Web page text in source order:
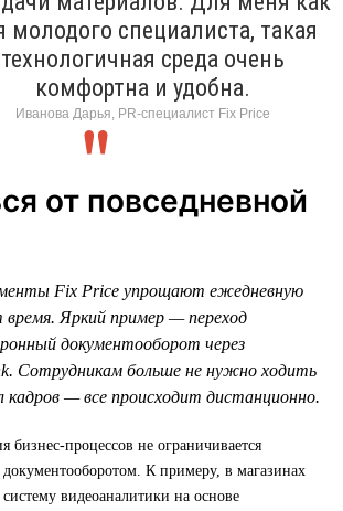
молодого специалиста, такая
технологичная среда очень
комфортна и удобна.
Иванова Дарья, PR-специалист Fix Price
от повседневной
Fix Price упрощают ежедневную
время. Яркий пример — переход
документооборот через
Сотрудникам больше не нужно ходить
кадров — все происходит дистанционно.
бизнес-процессов не ограничивается
К примеру, в магазинах
видеоаналитики на основе